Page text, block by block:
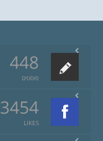
448
פוסטים
3454
LIKES